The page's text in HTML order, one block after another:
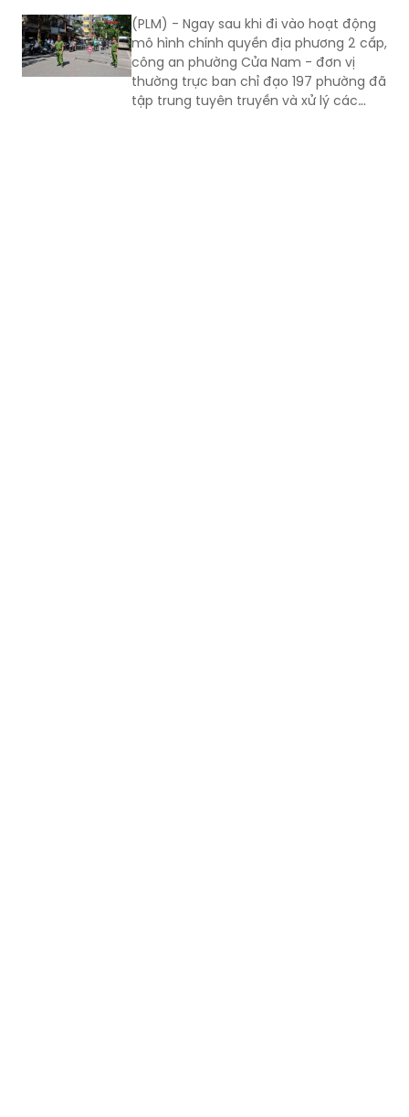
(PLM) - Ngay sau khi đi vào hoạt động
mô hình chính quyền địa phương 2 cấp,
công an phường Cửa Nam - đơn vị
thường trực ban chỉ đạo 197 phường đã
tập trung tuyên truyền và xử lý các